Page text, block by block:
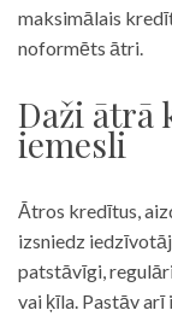
maksimālais
noformēts ātri.
Daži ātrā
iemesli
Ātros kredītus,
izsniedz
patstāvīgi,
vai ķīla. Pastāv arī